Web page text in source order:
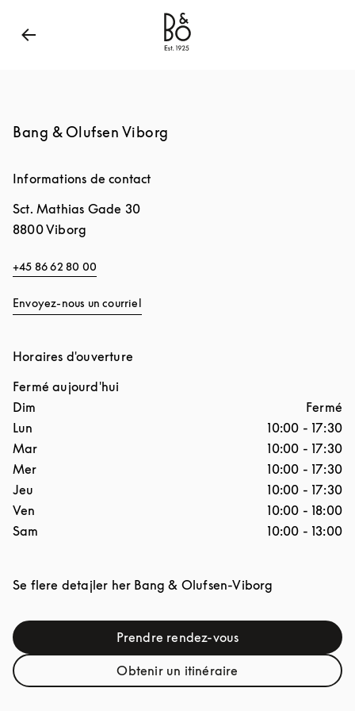
Bang & Olufsen - Exist to Create
Bang & Olufsen Viborg
Informations de contact
Sct. Mathias Gade 30
8800Viborg
+45 86 62 80 00
Envoyez-nous un courriel
Horaires d'ouverture
Fermé aujourd'hui
Jour de la semaine
Dim
Fermé
Lun
10:00 - 17:30
Mar
10:00 - 17:30
Mer
10:00 - 17:30
Jeu
10:00 - 17:30
Ven
10:00 - 18:00
Sam
10:00 - 13:00
Se flere detajler her Bang & Olufsen-Viborg
Prendre rendez-vousLink Opens in New Tab
Obtenir un itinéraireLink Opens in New Tab